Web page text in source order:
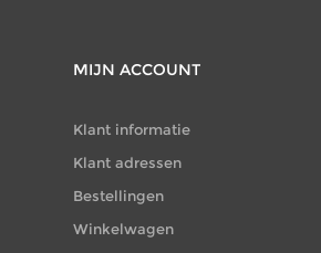
MIJN ACCOUNT
Klant informatie
Klant adressen
Bestellingen
Winkelwagen